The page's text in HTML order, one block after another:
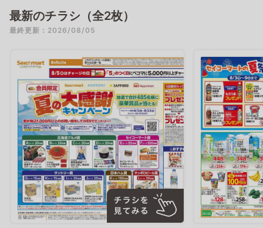
最新のチラシ（全2枚）
最終更新：2026/08/05